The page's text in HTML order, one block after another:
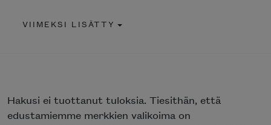
VIIMEKSI LISÄTTY
Hakusi ei tuottanut tuloksia. Tiesithän, että
edustamiemme merkkien valikoima on